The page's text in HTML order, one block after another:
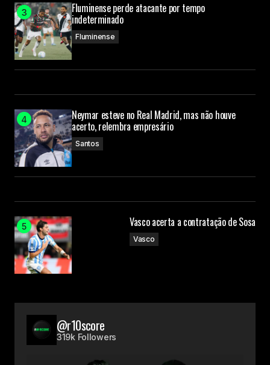
Fluminense perde atacante por tempo
indeterminado
Fluminense
Neymar esteve no Real Madrid, mas não houve
acerto, relembra empresário
Santos
Vasco acerta a contratação de Sosa
Vasco
@r10score
319k Followers